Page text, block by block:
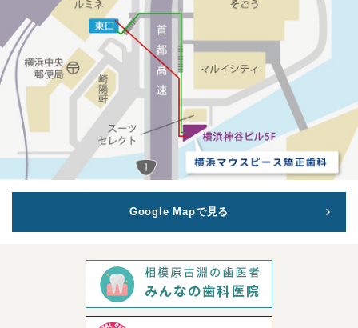
Google Mapで見る